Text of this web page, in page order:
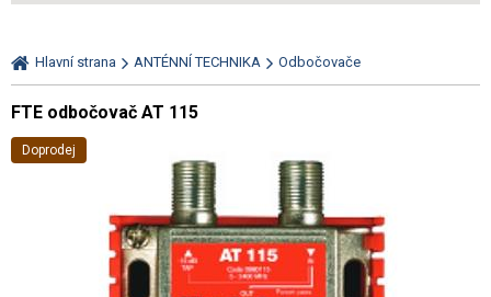
Hlavní strana ANTÉNNÍ TECHNIKA Odbočovače
FTE odbočovač AT 115
Doprodej